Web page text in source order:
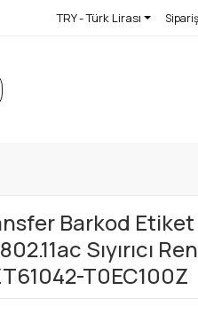
TRY - Türk Lirası
Barkod Etiket
Sıyırıcı
T0EC100Z